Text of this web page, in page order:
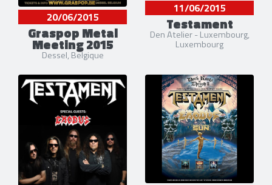
20/06/2015
Graspop Metal
Meeting 2015
Dessel, Belgique
11/06/2015
Testament
Den Atelier - Luxembourg,
Luxembourg